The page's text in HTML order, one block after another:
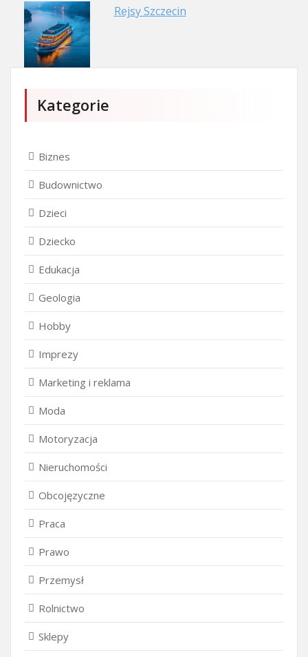
Rejsy Szczecin
Kategorie
Biznes
Budownictwo
Dzieci
Dziecko
Edukacja
Geologia
Hobby
Imprezy
Marketing i reklama
Moda
Motoryzacja
Nieruchomości
Obcojęzyczne
Praca
Prawo
Przemysł
Rolnictwo
Sklepy